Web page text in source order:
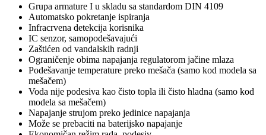
Grupa armature I u skladu sa standardom DIN 4109
Automatsko pokretanje ispiranja
Infracrvena detekcija korisnika
IC senzor, samopodešavajući
Zaštićen od vandalskih radnji
Ograničenje obima napajanja regulatorom jačine mlaza
Podešavanje temperature preko mešača (samo kod modela sa
mešačem)
Voda nije podesiva kao čisto topla ili čisto hladna (samo kod
modela sa mešačem)
Napajanje strujom preko jedinice napajanja
Može se prebaciti na baterijsko napajanje